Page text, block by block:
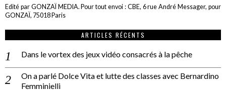
Edité par GONZAÏ MEDIA. Pour tout envoi : CBE, 6 rue André Messager, pour
GONZAÏ, 75018 Paris
ARTICLES RÉCENTS
Dans le vortex des jeux vidéo consacrés à la pêche
On a parlé Dolce Vita et lutte des classes avec Bernardino
Femminielli